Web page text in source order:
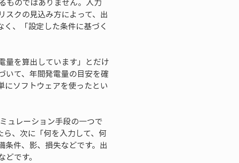
スクの見込み方によって、出
、「設定した条件に基づく
量を算出しています」とだけ
いて、年間発電量の目安を確
にソフトウェアを使ったとい
ュレーション手段の一つで
、次に「何を入力して、何
件、影、損失などです。出
です。